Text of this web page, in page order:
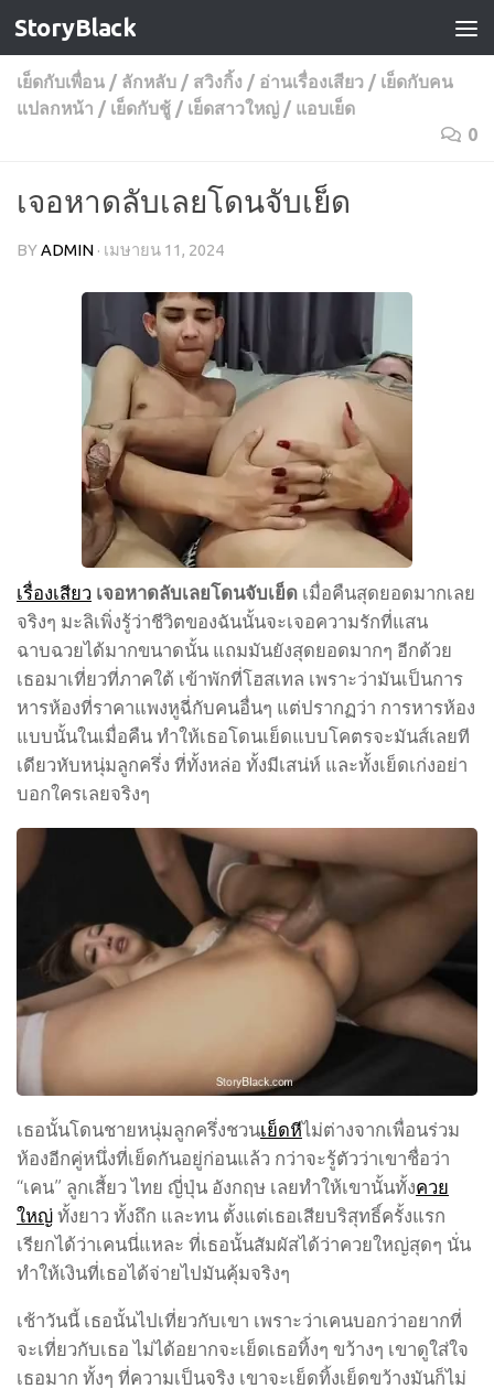
Skip to content
StoryBlack
เย็ดกับเพื่อน / ลักหลับ / สวิงกิ้ง / อ่านเรื่องเสียว / เย็ดกับคน
แปลกหน้า / เย็ดกับชู้ / เย็ดสาวใหญ่ / แอบเย็ด
0
เจอหาดลับเลยโดนจับเย็ด
BYADMIN · เมษายน 11, 2024
เรื่องเสียว เจอหาดลับเลยโดนจับเย็ด เมื่อคืนสุดยอดมากเลย
จริงๆ มะลิเพิ่งรู้ว่าชีวิตของฉันนั้นจะเจอความรักที่แสน
ฉาบฉวยได้มากขนาดนั้น แถมมันยังสุดยอดมากๆ อีกด้วย
เธอมาเที่ยวที่ภาคใต้ เข้าพักที่โฮสเทล เพราะว่ามันเป็นการ
หารห้องที่ราคาแพงหูฉี่กับคนอื่นๆ แต่ปรากฏว่า การหารห้อง
แบบนั้นในเมื่อคืน ทำให้เธอโดนเย็ดแบบโคตรจะมันส์เลยที
เดียวหับหนุ่มลูกครึ่ง ที่ทั้งหล่อ ทั้งมีเสน่ห์ และทั้งเย็ดเก่งอย่า
บอกใครเลยจริงๆ
เธอนั้นโดนชายหนุ่มลูกครึ่งชวนเย็ดหีไม่ต่างจากเพื่อนร่วม
ห้องอีกคู่หนึ่งที่เย็ดกันอยู่ก่อนแล้ว กว่าจะรู้ตัวว่าเขาชื่อว่า
“เคน” ลูกเสี้ยว ไทย ญี่ปุ่น อังกฤษ เลยทำให้เขานั้นทั้งควย
ใหญ่ ทั้งยาว ทั้งถึก และทน ตั้งแต่เธอเสียบริสุทธิ์ครั้งแรก
เรียกได้ว่าเคนนี่แหละ ที่เธอนั้นสัมผัสได้ว่าควยใหญ่สุดๆ นั่น
ทำให้เงินที่เธอได้จ่ายไปมันคุ้มจริงๆ
เช้าวันนี้ เธอนั้นไปเที่ยวกับเขา เพราะว่าเคนบอกว่าอยากที่
จะเที่ยวกับเธอ ไม่ได้อยากจะเย็ดเธอทิ้งๆ ขว้างๆ เขาดูใส่ใจ
เธอมาก ทั้งๆ ที่ความเป็นจริง เขาจะเย็ดทิ้งเย็ดขว้างมันก็ไม่